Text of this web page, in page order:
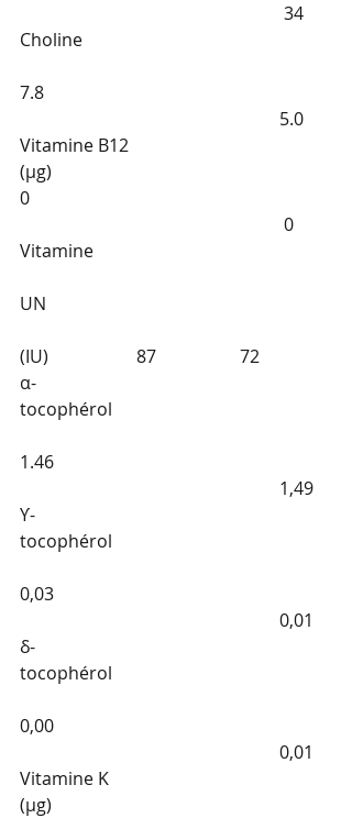
34
Choline
7.8
5.0
Vitamine B12
(µg)
0
0
Vitamine
UN
(IU)                    87                   72
α-
tocophérol
1.46
1,49
ϒ-
tocophérol
0,03
0,01
δ-
tocophérol
0,00
0,01
Vitamine K
(µg)